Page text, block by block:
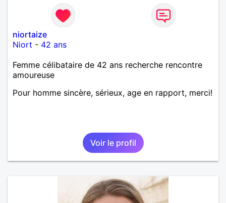
niortaize
Niort - 42 ans
Femme célibataire de 42 ans recherche rencontre
amoureuse
Pour homme sincère, sérieux, age en rapport, merci!
Voir le profil